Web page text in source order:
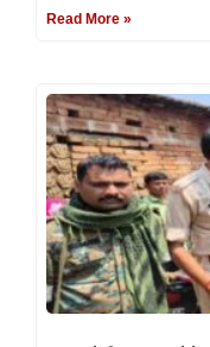
Read More »